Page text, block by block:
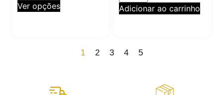
Ver opções Adicionar ao carrinho
1 2 3 4 5